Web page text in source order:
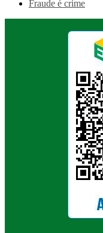
Fraude é crime